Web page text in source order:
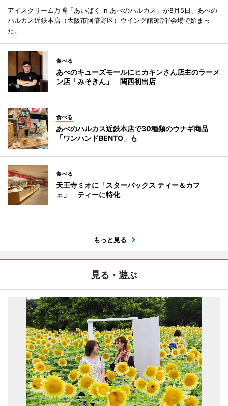
アイスクリーム万博「あいぱく in あべのハルカス」が8月5日、あべの
ハルカス近鉄本店（大阪市阿倍野区）ウイング館9階催会場で始まっ
た。
食べる
あべのキューズモールにヒカキンさん店主のラーメ
ン店「みそきん」 関西初出店
食べる
あべのハルカス近鉄本店で30種類のウナギ商品
「ワンハンドBENTO」も
食べる
天王寺ミオに「スターバックス ティー＆カフ
ェ」 ティーに特化
もっと見る
見る・遊ぶ